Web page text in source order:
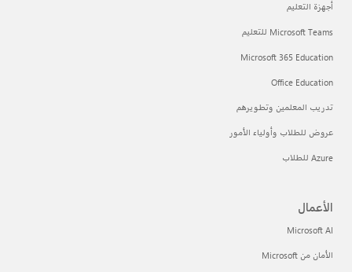
أجهزة التعليم
Microsoft Teams للتعليم
Microsoft 365 Education
Office Education
تدريب المعلمين وتطويرهم
عروض للطلاب وأولياء الأمور
Azure للطلاب
الأعمال
Microsoft AI
الأمان من Microsoft